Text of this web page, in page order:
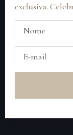
exclusiva.